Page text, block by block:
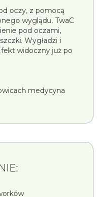
oczy, z pomocą
wyglądu. TwaC
pod oczami,
Wygładzi i
widoczny już po
medycyna